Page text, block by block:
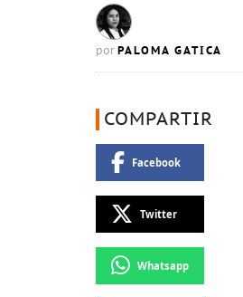
por PALOMA GATICA
COMPARTIR
Facebook
Twitter
Whatsapp